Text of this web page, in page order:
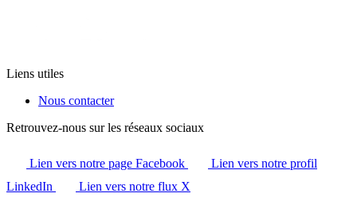
Liens utiles
Nous contacter
Retrouvez-nous sur les réseaux sociaux
Lien vers notre page Facebook
Lien vers notre profil
LinkedIn
Lien vers notre flux X